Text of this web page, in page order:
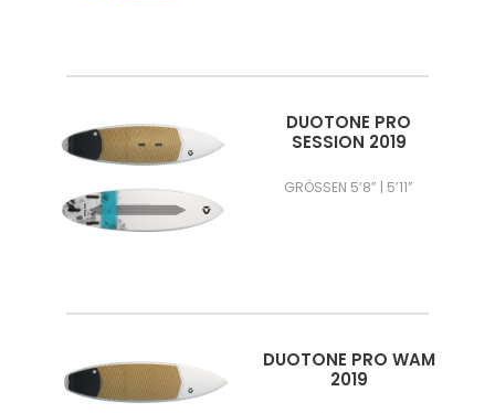
DUOTONE PRO
SESSION 2019
GRÖSSEN 5’8” | 5’11”
DUOTONE PRO WAM
2019